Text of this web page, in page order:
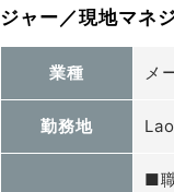
ジャー／現地マネ
業種 メ
勤務地
■